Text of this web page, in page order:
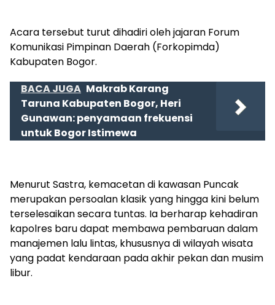
Acara tersebut turut dihadiri oleh jajaran Forum
Komunikasi Pimpinan Daerah (Forkopimda)
Kabupaten Bogor.
BACA JUGA Makrab Karang
Taruna Kabupaten Bogor, Heri
Gunawan: penyamaan frekuensi
untuk Bogor Istimewa
Menurut Sastra, kemacetan di kawasan Puncak
merupakan persoalan klasik yang hingga kini belum
terselesaikan secara tuntas. Ia berharap kehadiran
kapolres baru dapat membawa pembaruan dalam
manajemen lalu lintas, khususnya di wilayah wisata
yang padat kendaraan pada akhir pekan dan musim
libur.